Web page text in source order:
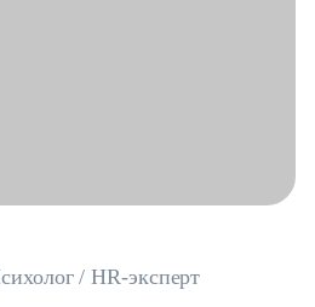
/ HR-эксперт